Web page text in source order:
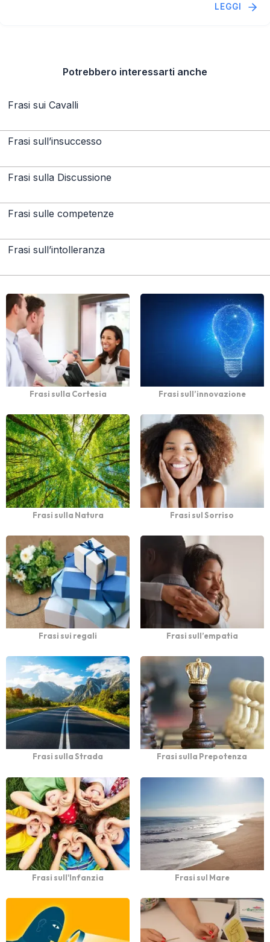
LEGGI
Potrebbero interessarti anche
Frasi sui Cavalli
Frasi sull’insuccesso
Frasi sulla Discussione
Frasi sulle competenze
Frasi sull’intolleranza
Frasi sulla Cortesia Frasi sull’innovazione
Frasi sulla Natura Frasi sul Sorriso
Frasi sui regali Frasi sull’empatia
Frasi sulla Strada Frasi sulla Prepotenza
Frasi sull'Infanzia Frasi sul Mare